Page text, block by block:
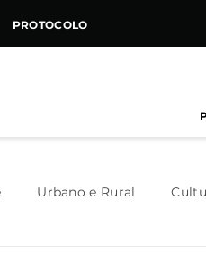
PROTOCOLO
Urbano e Rural